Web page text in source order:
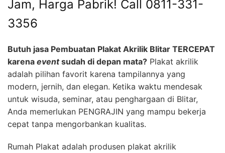
Jam, Harga Pabrik! Call 0811-331-
3356
Butuh jasa Pembuatan Plakat Akrilik Blitar TERCEPAT
karena eventsudah di depan mata? Plakat akrilik
adalah pilihan favorit karena tampilannya yang
modern, jernih, dan elegan. Ketika waktu mendesak
untuk wisuda, seminar, atau penghargaan di Blitar,
Anda memerlukan PENGRAJIN yang mampu bekerja
cepat tanpa mengorbankan kualitas.
Rumah Plakat adalah produsen plakat akrilik